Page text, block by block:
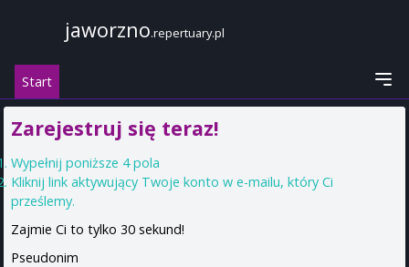
jaworzno.repertuary.pl
Start
Zarejestruj się teraz!
Wypełnij poniższe 4 pola
Kliknij link aktywujący Twoje konto w e-mailu, który Ci
prześlemy.
Zajmie Ci to tylko 30 sekund!
Pseudonim